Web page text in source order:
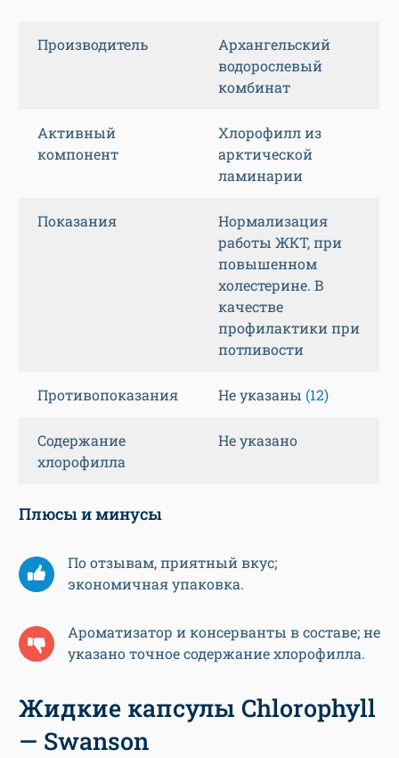
Производитель
Архангельский
водорослевый
комбинат
Активный
компонент
Хлорофилл из
арктической
ламинарии
Показания
Нормализация
работы ЖКТ, при
повышенном
холестерине. В
качестве
профилактики при
потливости
Противопоказания Не указаны (12)
Содержание
хлорофилла
Не указано
Плюсы и минусы
По отзывам, приятный вкус;
экономичная упаковка.
Ароматизатор и консерванты в составе; не
указано точное содержание хлорофилла.
Жидкие капсулы Chlorophyll
— Swanson